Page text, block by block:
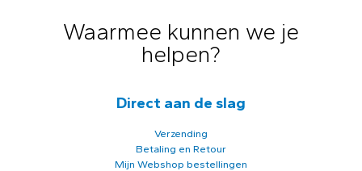
Waarmee kunnen we je
helpen?
Direct aan de slag
Verzending
Betaling en Retour
Mijn Webshop bestellingen